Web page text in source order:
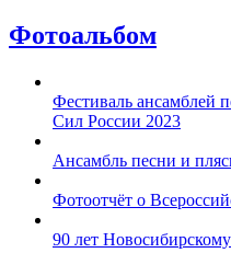
Фотоальбом
Фестиваль ансамблей
Сил России 2023
Ансамбль песни и
Фотоотчёт о
90 лет